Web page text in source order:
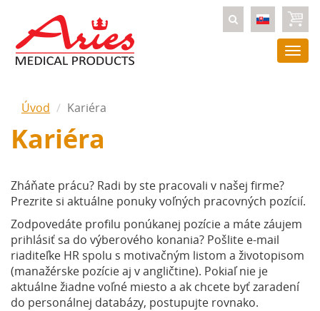
Úvod Kariéra
Kariéra
Zháňate prácu? Radi by ste pracovali v našej firme?
Prezrite si aktuálne ponuky voľných pracovných pozícií.
Zodpovedáte profilu ponúkanej pozície a máte záujem
prihlásiť sa do výberového konania? Pošlite e-mail
riaditeľke HR spolu s motivačným listom a životopisom
(manažérske pozície aj v angličtine). Pokiaľ nie je
aktuálne žiadne voľné miesto a ak chcete byť zaradení
do personálnej databázy, postupujte rovnako.